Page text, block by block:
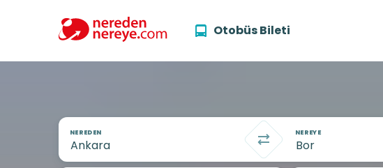
Otobüs Bileti
NEREDEN NEREYE